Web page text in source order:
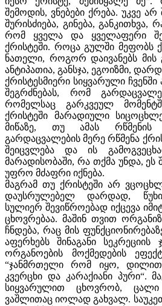
შემოდის, ვნებები ქრება. უკვე
შურისძიება, გინება, განკითხვა,
რომ ყველა და ყველაფერი
ქრისტეში. როცა გულში მეფობს
ნათელი, როგორ დაივანებს
ანტიპათია, განსჯა, ეგოიზმი,
ქრისტესმიერი სიყვარული
შეგრძნებას, რომ
რომელსაც გარკვეულ
ქრისტეში მარადიული
მიწაზე, თუ ამას
გარდაცვალების მერე რწმენა
შეიცვლება და ის
მარადისობაში, რა თქმა უნდა, ეს
უფრო მძაფრი იქნება.
მაგრამ თუ ქრისტეში არ
დაუსრულებელ დარდად,
სულიერ შევიწროებად იქცევა
ცხოვრებაა. მაშინ თვით
ჩნდება, რაც მის
აფერხებს შინაგანი სეკრეციის
ორგანოების მოქმედების
“ჯანმრთელი რომ იყო,
კვერცხი და კარაქიანი პური“.
სიყვარულით ცხოვრობ,
ვაშლითაც იოლად გახვალ.